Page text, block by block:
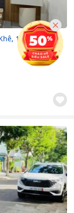
125m2, giá